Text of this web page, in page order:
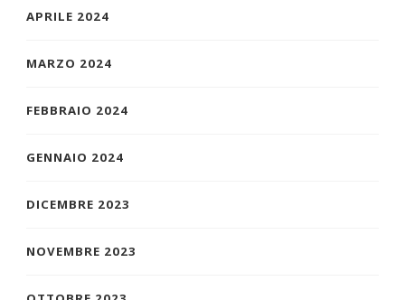
APRILE 2024
MARZO 2024
FEBBRAIO 2024
GENNAIO 2024
DICEMBRE 2023
NOVEMBRE 2023